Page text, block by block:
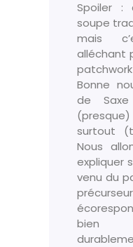
Spoiler :
soupe
mais
alléchant
Bonne
de
surtout
Nous
expliquer
venu du
bien